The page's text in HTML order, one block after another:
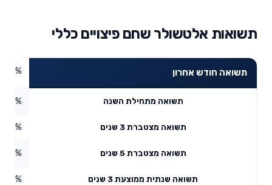
תשואות אלטשולר שחם פיצויים כללי
תשואה חודש אחרון
תשואה מתחילת השנה
תשואה מצטברת 3 שנים
תשואה מצטברת 5 שנים
תשואה שנתית ממוצעת 3 שנים